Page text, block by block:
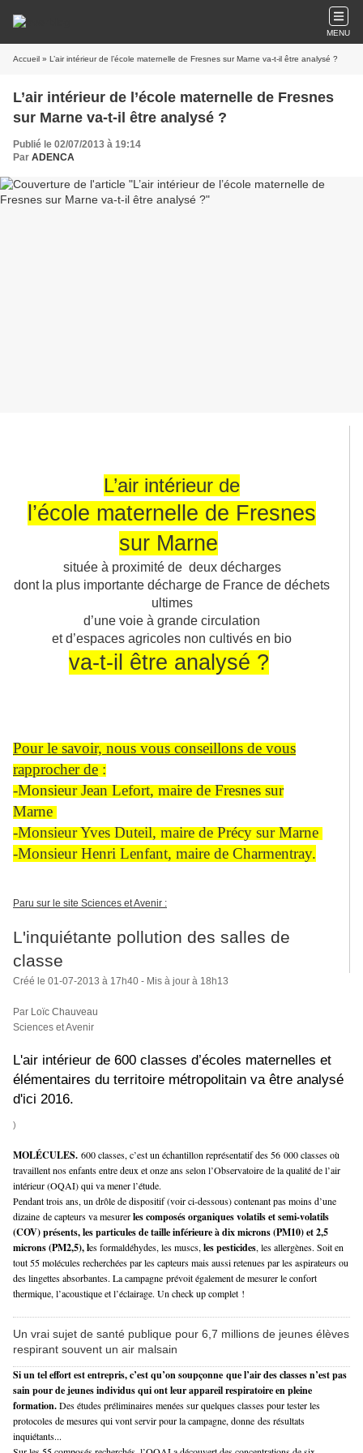
MENU
Accueil » L’air intérieur de l’école maternelle de Fresnes sur Marne va-t-il être analysé ?
L’air intérieur de l’école maternelle de Fresnes
sur Marne va-t-il être analysé ?
Publié le 02/07/2013 à 19:14
Par ADENCA
L’air intérieur de
l’école materne lle de Fresnes
sur Marne
située à proximité de deux décharges
dont la plus importante décharge de France de déchets
ultimes
d’une voie à grande circulation
et d’espaces agricoles non cultivés en bio
va-t-il être analysé ?
Pour le savoir, nous vous conseillons de vous
rapprocher de:
-Monsieur Jean Lefort, maire de Fresnes sur
Marne
-Monsieur Yves Duteil, maire de Précy sur Marne
-Monsieur Henri Lenfant, maire de Charmentray.
Paru sur le site Sciences et Avenir :
L'inquiétante pollution des salles de
classe
Créé le 01-07-2013 à 17h40 - Mis à jour à 18h13
Par Loïc Chauveau
Sciences et Avenir
L'air intérieur de 600 classes d’écoles maternelles et
élémentaires du territoire métropolitain va être analysé
d'ici 2016.
)
MOLÉCULES. 600 classes, c’est un échantillon représentatif des 56 000 classes où
travaillent nos enfants entre deux et onze ans selon l’Observatoire de la qualité de l’air
intérieur (OQAI) qui va mener l’étude.
Pendant trois ans, un drôle de dispositif (voir ci-dessous) contenant pas moins d’une
dizaine de capteurs va mesurerles composés organiques volatils et semi-volatils
(COV) présents, les particules de taille inférieure à dix microns (PM10) et 2,5
microns (PM2,5),les formaldéhydes, les muscs, les pesticides, les allergènes. Soit en
tout 55 molécules recherchées par les capteurs mais aussi retenues par les aspirateurs ou
des lingettes absorbantes. La campagne prévoit également de mesurer le confort
thermique, l’acoustique et l’éclairage. Un check up complet !
Un vrai sujet de santé publique pour 6,7 millions de jeunes élèves
respirant souvent un air malsain
Si un tel effort est entrepris, c’est qu’on soupçonne que l’air des classes n’est pas
sain pour de jeunes individus qui ont leur appareil respiratoire en pleine
formation.Des études préliminaires menées sur quelques classes pour tester les
protocoles de mesures qui vont servir pour la campagne, donne des résultats
inquiétants...